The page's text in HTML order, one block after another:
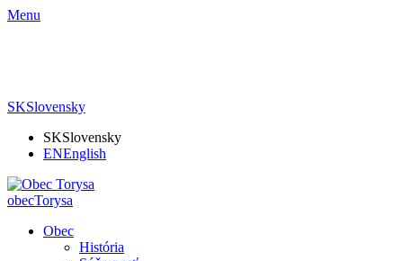
Menu
SKSlovensky
SKSlovensky
ENEnglish
obecTorysa
Obec
História